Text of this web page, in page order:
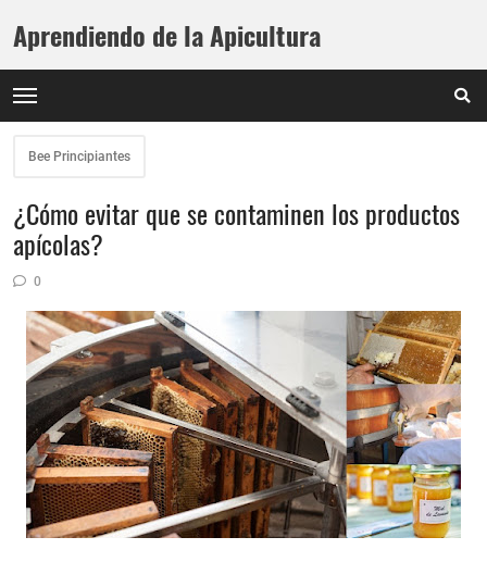
Aprendiendo de la Apicultura
Bee Principiantes
¿Cómo evitar que se contaminen los productos
apícolas?
0